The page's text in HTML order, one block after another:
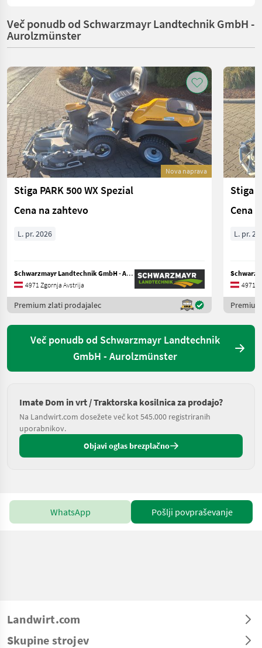
Več ponudb od Schwarzmayr Landtechnik GmbH -
Aurolzmünster
Nova naprava
Stiga PARK 500 WX Spezial
Cena na zahtevo
L. pr. 2026
Schwarzmayr Landtechnik GmbH - Aurolzmünster
4971 Zgornja Avstrija
Premium zlati prodajalec
Stiga
Cena
L. pr.
4971
Več ponudb od Schwarzmayr Landtechnik
GmbH - Aurolzmünster
Imate Dom in vrt / Traktorska kosilnica za prodajo?
Na Landwirt.com dosežete več kot 545.000 registriranih
uporabnikov.
Objavi oglas brezplačno
WhatsApp Pošlji povpraševanje
Landwirt.com
Skupine strojev